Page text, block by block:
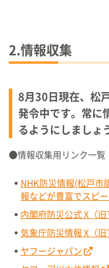
2.情報収集
8月30日現在、松
発令中です。常に
るようにしましょ
●情報収集用リンク一覧
NHK防災情報(松戸
報などが豊富でスピ
内閣府防災公式 X（旧
気象庁防災情報 X （
ヤフージャパン